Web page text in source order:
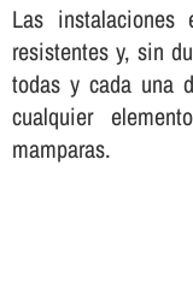
Las instalaciones
resistentes y, sin
todas y cada una
cualquier
mamparas.